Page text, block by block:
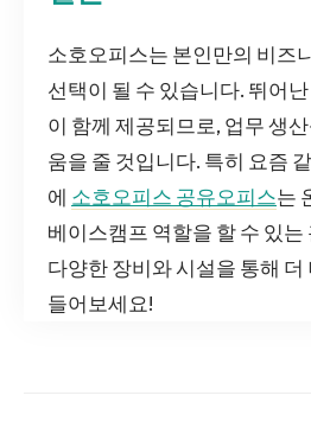
소호오피스는 본인만의 비즈
선택이 될 수 있습니다. 뛰어
이 함께 제공되므로, 업무 생
움을 줄 것입니다. 특히 요즘
에 소호오피스 공유오피스는
베이스캠프 역할을 할 수 있
다양한 장비와 시설을 통해
들어보세요!